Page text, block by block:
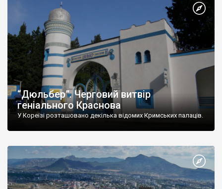
“Дюльбер”. Черговий витвір
геніального Краснова
У Кореїзі розташовано декілька відомих Кримських палаців.